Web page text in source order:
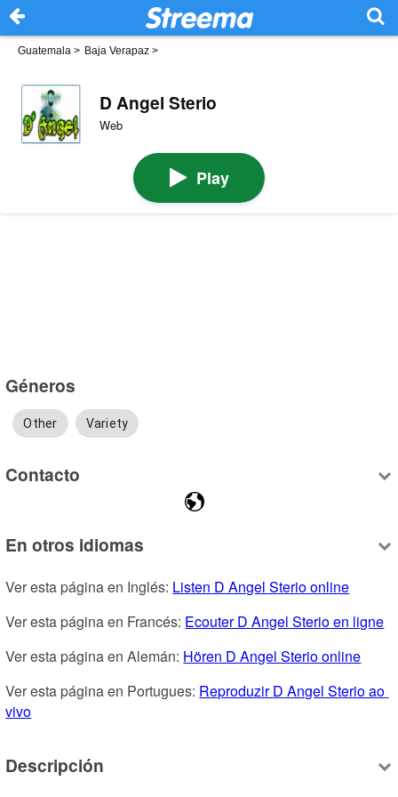
Guatemala > Baja Verapaz >
D Angel Sterio
Web
Play
Géneros
Other Variety
Contacto
En otros idiomas
Ver esta página en Inglés: Listen D Angel Sterio online
Ver esta página en Francés: Ecouter D Angel Sterio en ligne
Ver esta página en Alemán: Hören D Angel Sterio online
Ver esta página en Portugues: Reproduzir D Angel Sterio ao
vivo
Descripción